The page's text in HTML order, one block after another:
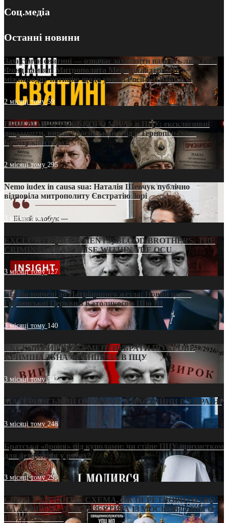
Соц.медіа
Останні новини
Захистити святині — означає захистити пам’ять людства:
Фонд пам’яті Митрополита Мефодія підтримує
міжнародну петицію щодо участі Росії в ЮНЕСКО
2 місяці тому59
ПРИСМАК «РУССЬКОГО МІРА» в ПЦУ: ексклюзивні
документи, вирок і російський слід у Тернопільсько-
Бучацькій єпархії
2 місяці тому 295
Nemo iudex in causa sua: Наталія Шевчук публічно
відповіла митрополиту Євстратію Зорі
3 місяці тому213
EXCLUSIVE (DOCUMENTS)/BLOOD BROTHERS: THE
CRIMINAL FRANCHISE WITHIN THE OCU
3 місяці тому127
Від віолончелі до Патріаршого жезла: Новий шлях
Грузинської Церкви з Католикосом Шіо III
3 місяці тому 140
ЕКСКЛЮЗИВ (ДОКУМЕНТИ)/БРАТИ ПО КРОВІ:
КРИМІНАЛЬНА ФРАНШИЗА В ПЦУ
3 місяці тому542
МАТЕРИНСЬКИЙ ОМОРФОР В ЧАС ВІЙНИ В УКРАЇНІ
3 місяці тому248
Братська «броня» під куполами: чи стане ПЦУ прихистком
для дезертирів у рясах?
3 місяці тому293
СВЯТІ УХИЛЯНТИ: СХЕМА, ЯК ПЕРЕТВОРИТИ ПЦУ
НА «ОФШОР» ДЛЯ ДЕЗЕРТИРА ІЗ МОСКОВСЬКОГО
ПАТРІАРХАТУ